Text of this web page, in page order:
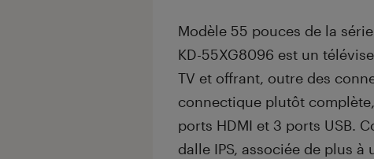
Modèle 55 pouces de la
KD-55XG8096 est un
TV et offrant, outre des
connectique plutôt
ports HDMI et 3 ports USB.
dalle IPS, associée de plus à